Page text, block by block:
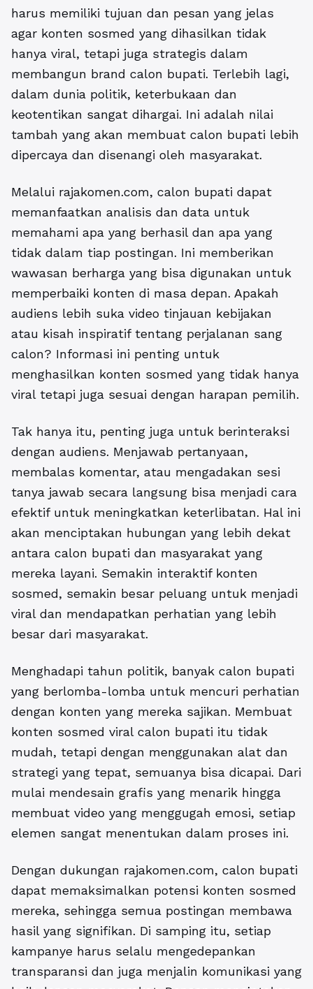
harus memiliki tujuan dan pesan yang jelas
agar konten sosmed yang dihasilkan tidak
hanya viral, tetapi juga strategis dalam
membangun brand calon bupati. Terlebih lagi,
dalam dunia politik, keterbukaan dan
keotentikan sangat dihargai. Ini adalah nilai
tambah yang akan membuat calon bupati lebih
dipercaya dan disenangi oleh masyarakat.
Melalui rajakomen.com, calon bupati dapat
memanfaatkan analisis dan data untuk
memahami apa yang berhasil dan apa yang
tidak dalam tiap postingan. Ini memberikan
wawasan berharga yang bisa digunakan untuk
memperbaiki konten di masa depan. Apakah
audiens lebih suka video tinjauan kebijakan
atau kisah inspiratif tentang perjalanan sang
calon? Informasi ini penting untuk
menghasilkan konten sosmed yang tidak hanya
viral tetapi juga sesuai dengan harapan pemilih.
Tak hanya itu, penting juga untuk berinteraksi
dengan audiens. Menjawab pertanyaan,
membalas komentar, atau mengadakan sesi
tanya jawab secara langsung bisa menjadi cara
efektif untuk meningkatkan keterlibatan. Hal ini
akan menciptakan hubungan yang lebih dekat
antara calon bupati dan masyarakat yang
mereka layani. Semakin interaktif konten
sosmed, semakin besar peluang untuk menjadi
viral dan mendapatkan perhatian yang lebih
besar dari masyarakat.
Menghadapi tahun politik, banyak calon bupati
yang berlomba-lomba untuk mencuri perhatian
dengan konten yang mereka sajikan. Membuat
konten sosmed viral calon bupati itu tidak
mudah, tetapi dengan menggunakan alat dan
strategi yang tepat, semuanya bisa dicapai. Dari
mulai mendesain grafis yang menarik hingga
membuat video yang menggugah emosi, setiap
elemen sangat menentukan dalam proses ini.
Dengan dukungan rajakomen.com, calon bupati
dapat memaksimalkan potensi konten sosmed
mereka, sehingga semua postingan membawa
hasil yang signifikan. Di samping itu, setiap
kampanye harus selalu mengedepankan
transparansi dan juga menjalin komunikasi yang